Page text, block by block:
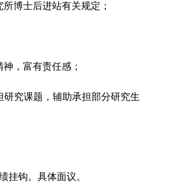
博士后进站有关规定；
，富有责任感；
究课题，辅助承担部分研究生
挂钩。具体面议。